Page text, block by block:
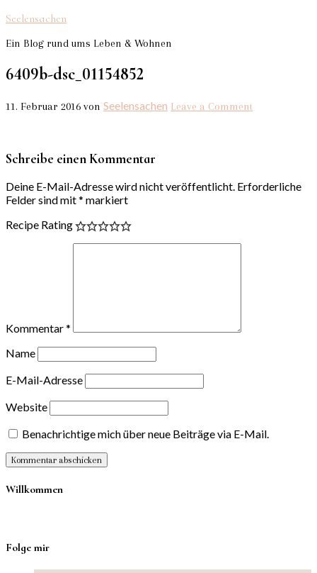
Seelensachen
Ein Blog rund ums Leben & Wohnen
6409b-dsc_01154852
11. Februar 2016 von Seelensachen Leave a Comment
Schreibe einen Kommentar
Deine E-Mail-Adresse wird nicht veröffentlicht. Erforderliche
Felder sind mit* markiert
Recipe Rating
Kommentar*
Name
E-Mail-Adresse
Website
Benachrichtige mich über neue Beiträge via E-Mail.
Willkommen
Folge mir